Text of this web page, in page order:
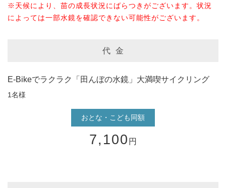
※天候により、苗の成長状況にばらつきがございます。状況
によっては一部水鏡を確認できない可能性がございます。
代 金
E-Bikeでラクラク「田んぼの水鏡」大満喫サイクリング
1名様
おとな・こども同額
7,100 円